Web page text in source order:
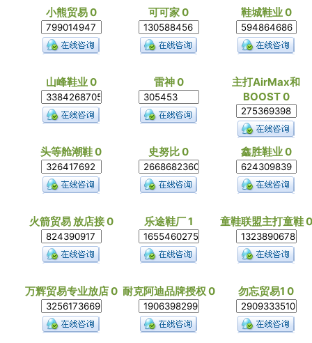
小熊贸易 0 可可家 0 鞋城鞋业 0
山峰鞋业 0 雷神 0
主打AirMax和
BOOST 0
头等舱潮鞋 0 史努比 0 鑫胜鞋业 0
火箭贸易 放店接 0 乐途鞋厂 1 童鞋联盟主打童鞋 0
万辉贸易专业放店 0 耐克阿迪品牌授权 0 勿忘贸易1 0